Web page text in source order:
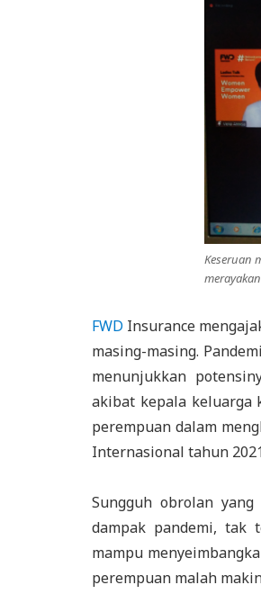
Keseruan
FWD Insurance
masing-masing.
menunjukkan
akibat kepala keluarga
perempuan dalam
Internasional tahun
Sungguh obrolan
dampak pandemi, tak
mampu
perempuan malah